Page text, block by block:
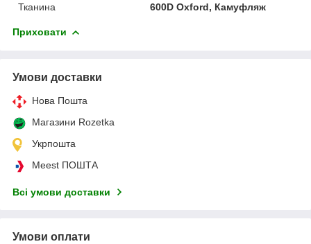
Тканина
600D Oxford, Камуфляж
Приховати
Умови доставки
Нова Пошта
Магазини Rozetka
Укрпошта
Meest ПОШТА
Всі умови доставки
Умови оплати